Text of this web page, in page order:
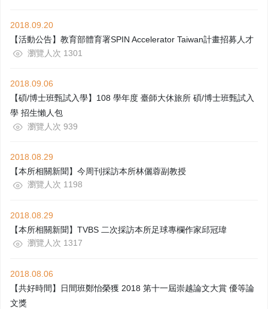
2018.09.20
【活動公告】教育部體育署SPIN Accelerator Taiwan計畫招募人才
瀏覽人次 1301
2018.09.06
【碩/博士班甄試入學】108 學年度 臺師大休旅所 碩/博士班甄試入
學 招生懶人包
瀏覽人次 939
2018.08.29
【本所相關新聞】今周刊採訪本所林儷蓉副教授
瀏覽人次 1198
2018.08.29
【本所相關新聞】TVBS 二次採訪本所足球專欄作家邱冠瑋
瀏覽人次 1317
2018.08.06
【共好時間】日間班鄭怡榮獲 2018 第十一屆崇越論文大賞 優等論
文獎